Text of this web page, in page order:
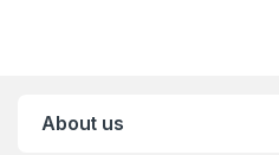
About us